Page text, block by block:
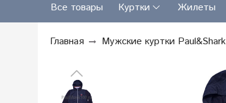
Все товары Куртки Жилеты
Главная Мужские куртки Paul&Shark